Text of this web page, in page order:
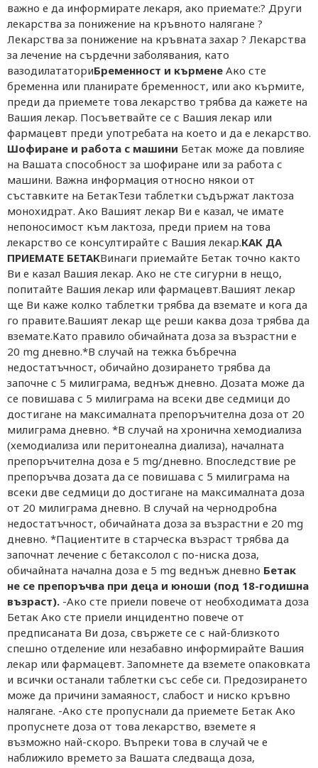
важно е да информирате лекаря, ако приемате:? Други
лекарства за понижение на кръвното налягане ?
Лекарства за понижение на кръвната захар ? Лекарства
за лечение на сърдечни заболявания, като
вазодилататориБременност и кърмене Ако сте
бременна или планирате бременност, или ако кърмите,
преди да приемете това лекарство трябва да кажете на
Вашия лекар. Посъветвайте се с Вашия лекар или
фармацевт преди употребата на което и да е лекарство.
Шофиране и работа с машини Бетак може да повлияе
на Вашата способност за шофиране или за работа с
машини. Важна информация относно някои от
съставките на БетакТези таблетки съдържат лактоза
монохидрат. Ако Вашият лекар Ви е казал, че имате
непоносимост към лактоза, преди прием на това
лекарство се консултирайте с Вашия лекар.КАК ДА
ПРИЕМАТЕ БЕТАКВинаги приемайте Бетак точно както
Ви е казал Вашия лекар. Ако не сте сигурни в нещо,
попитайте Вашия лекар или фармацевт.Вашият лекар
ще Ви каже колко таблетки трябва да вземате и кога да
го правите.Вашият лекар ще реши каква доза трябва да
вземате.Като правило обичайната доза за възрастни е
20 mg дневно.*В случай на тежка бъбречна
недостатъчност, обичайно дозирането трябва да
започне с 5 милиграма, веднъж дневно. Дозата може да
се повишава с 5 милиграма на всеки две седмици до
достигане на максималната препоръчителна доза от 20
милиграма дневно. *В случай на хронична хемодиализа
(хемодиализа или перитонеална диализа), началната
препоръчителна доза е 5 mg/дневно. Впоследствие ре
препоръчва дозата да се повишава с 5 милиграма на
всеки две седмици до достигане на максималната доза
от 20 милиграма дневно. В случай на чернодробна
недостатъчност, обичайната доза за възрастни е 20 mg
дневно. *Пациентите в старческа възраст трябва да
започнат лечение с бетаксолол с по-ниска доза,
обичайната начална доза е 5 mg веднъж дневно Бетак
не се препоръчва при деца и юноши (под 18-годишна
възраст). -Ако сте приели повече от необходимата доза
Бетак Ако сте приели инцидентно повече от
предписаната Ви доза, свържете се с най-близкото
спешно отделение или незабавно информирайте Вашия
лекар или фармацевт. Запомнете да вземете опаковката
и всички останали таблетки със себе си. Предозирането
може да причини замаяност, слабост и ниско кръвно
налягане. -Ако сте пропуснали да приемете Бетак Ако
пропуснете доза от това лекарство, вземете я
възможно най-скоро. Въпреки това в случай че е
наближило времето за Вашата следваща доза,